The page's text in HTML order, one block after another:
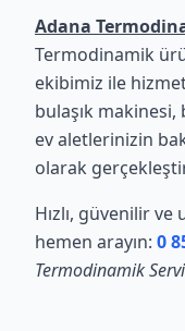
Adana
Termodinamik
ekibimiz ile
bulaşık makinesi,
ev aletlerinizin
olarak
Hızlı, güvenilir
hemen arayın: 0
Termodinamik